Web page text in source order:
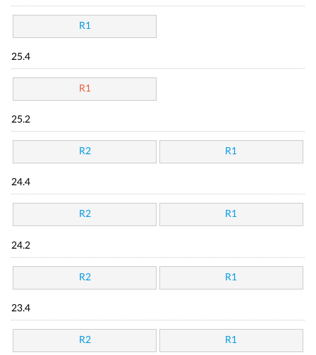
R1
25.4
R1
25.2
R2 R1
24.4
R2 R1
24.2
R2 R1
23.4
R2 R1